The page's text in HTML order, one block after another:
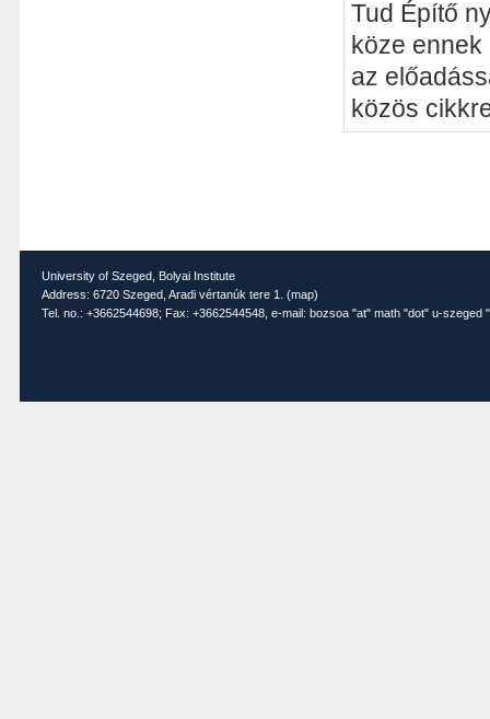
Tud Építő
köze
az
közös
University of Szeged, Bolyai Institute
Address: 6720 Szeged, Aradi vértanúk tere 1. (map)
Tel. no.: +3662544698; Fax: +3662544548, e-mail: bozsoa "at" math "dot" u-szeged